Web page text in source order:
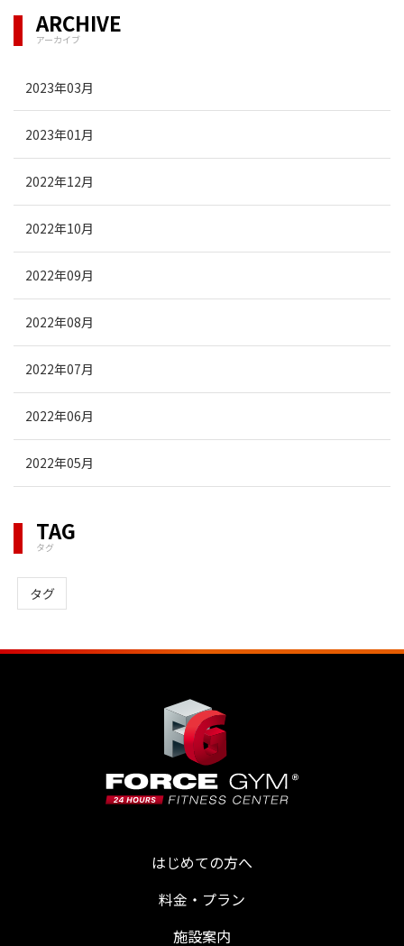
ARCHIVE
アーカイブ
2023年03月
2023年01月
2022年12月
2022年10月
2022年09月
2022年08月
2022年07月
2022年06月
2022年05月
TAG
タグ
タグ
はじめての方へ
料金・プラン
施設案内